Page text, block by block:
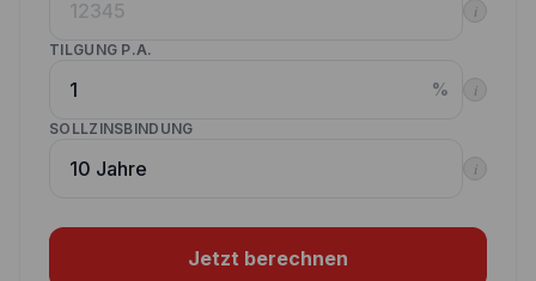
i
TILGUNG P.A.
% i
SOLLZINSBINDUNG
i
Jetzt berechnen